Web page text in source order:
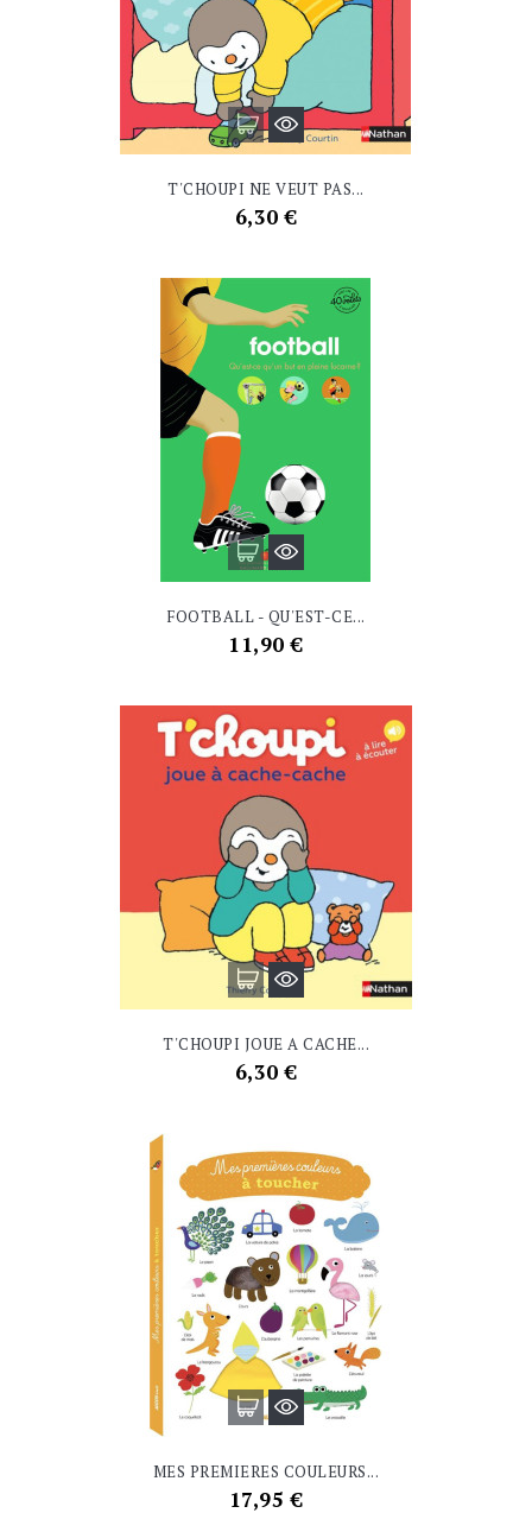
T'CHOUPI NE VEUT PAS...
Prix
6,30 €
FOOTBALL - QU'EST-CE...
Prix
11,90 €
T'CHOUPI JOUE A CACHE...
Prix
6,30 €
MES PREMIERES COULEURS...
Prix
17,95 €